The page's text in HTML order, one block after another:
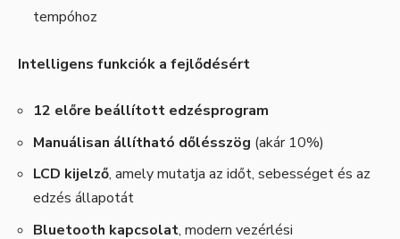
tempóhoz
Intelligens funkciók a fejlődésért
12 előre beállított edzésprogram
Manuálisan állítható dőlésszög (akár 10%)
LCD kijelző, amely mutatja az időt, sebességet és az
edzés állapotát
Bluetooth kapcsolat, modern vezérlési